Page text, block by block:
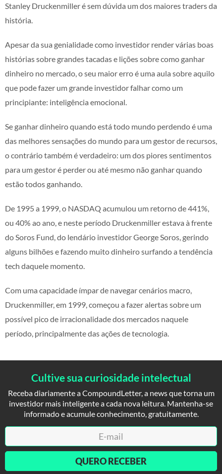
Stanley Druckenmiller é sem dúvida um dos maiores traders da
história.
Apesar da sua genialidade como investidor render várias boas
histórias sobre grandes tacadas e lições sobre como ganhar
dinheiro no mercado, o seu maior erro é uma aula sobre aquilo
que pode fazer um grande investidor falhar como um
principiante: inteligência emocional.
Se ganhar dinheiro quando está todo mundo perdendo é uma
das melhores sensações do mundo para um gestor de recursos,
o contrário também é verdadeiro: um dos piores sentimentos
para um gestor é perder ou até mesmo não ganhar quando
estão todos ganhando.
De 1995 a 1999, o NASDAQ acumulou um retorno de 441%,
ou 40% ao ano, e neste período Druckenmiller estava à frente
do Soros Fund, do lendário investidor George Soros, gerindo
alguns bilhões e fazendo muito dinheiro surfando a tendência
tech daquele momento.
Com uma capacidade ímpar de navegar cenários macro,
Druckenmiller, em 1999, começou a fazer alertas sobre um
possível pico de irracionalidade dos mercados naquele
período, principalmente das ações de tecnologia.
Cultive sua curiosidade intelectual
Receba diariamente a CompoundLetter, a news que torna um
investidor mais inteligente a cada nova leitura. Mantenha-se
informado e acumule conhecimento, gratuitamente.
QUERO RECEBER